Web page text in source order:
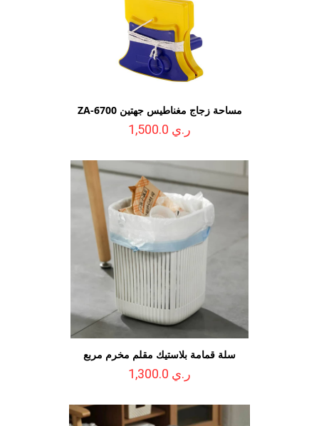
مساحة زجاج مغناطيس جهتين ZA-6700
ر.ي 1,500.0
سلة قمامة بلاستيك مقلم مخرم مربع
ر.ي 1,300.0